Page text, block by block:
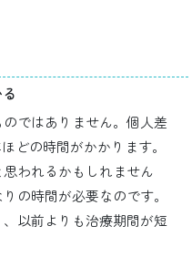
ではありません。個人差
どの時間がかかります。
思われるかもしれません
の時間が必要なのです。
以前よりも治療期間が短